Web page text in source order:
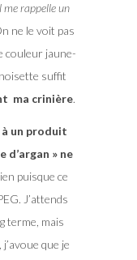
me rappelle un
ne le voit pas
couleur jaune-
suffit
ma crinière.
un produit
d’argan » ne
puisque ce
J’attends
terme, mais
que je